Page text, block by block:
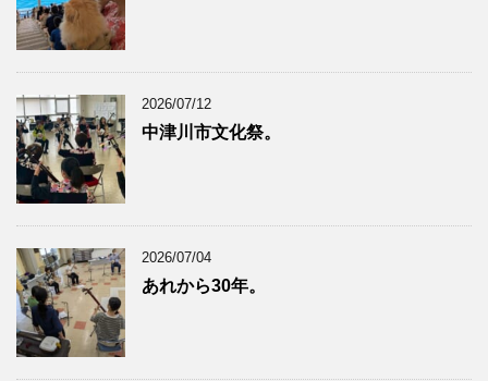
2026/07/12
中津川市文化祭。
2026/07/04
あれから30年。